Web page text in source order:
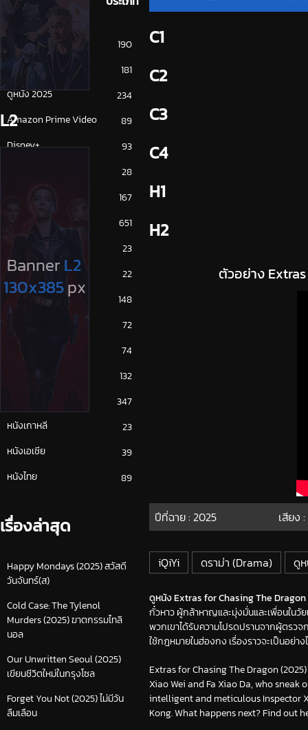
การ์ตูน
190
ดูซีรี่ย์ 2025
181
ดูหนัง 2025
234
Amazon Prime Video
89
Disney+
93
28
167
NETFLIX
651
23
ซีรีย์ญี่ปุ่น
22
ซีรีย์ฝรั่ง
148
72
74
132
347
หนังเกาหลี
23
หนังเอเชีย
39
หนังไทย
89
เรื่องล่าสุด
Happy Mondays (2025) สวัสดี
วันจันทร์(ส)
Cold Case: The Tylenol
Murders (2025) ฆาตกรรมไทลิ
นอล
Our Unwritten Seoul (2025)
เขียนชีวิตใหม่ในกรุงโซล
Forget You Not (2025) ไม่มีวัน
ลืมเลือน
C1
C2
C3
C4
H1
H2
ตัวอย่าง
ปีที่ฉาย : 2025 เสียง
iQiYi ดราม่า (Drama) ดู
ดูหนัง Extras for Chasing The Dragon
กั๋วหาว ผู้กล้าหาญและมุ่งมั่นและเพื่อนในวั
พวกเขาได้รับความโปรดปรานจากผู้ตรว
ใช้กฎหมายในฮ่องกง เรื่องราวจะเป็นอย่า
Extras for Chasing The Dragon
Xiao Wei and Fa Xiao Da, who
intelligent and meticulous Inspector
Kong. What happens next? Find out
L2